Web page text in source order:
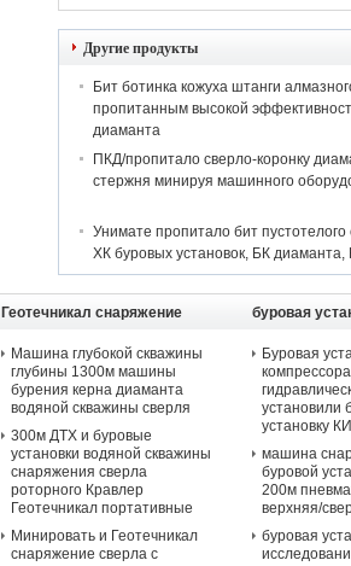
Другие продукты
Бит ботинка кожуха штанги
пропитанным высокой
диаманта
ПКД/пропитало сверло-коронку
стержня минируя машинного
Унимате пропитало бит
ХК буровых установок, БК
Геотечникал снаряжение
сверла
Машина глубокой скважины
глубины 1300м машины
бурения керна диаманта
водяной скважины сверля
300м ДТХ и буровые
установки водяной скважины
снаряжения сверла
роторного Кравлер
Геотечникал портативные
Минировать и Геотечникал
снаряжение сверла с
буровая
Буровая
установили
установку
машина
буровой
200м
верхняя/
буровая